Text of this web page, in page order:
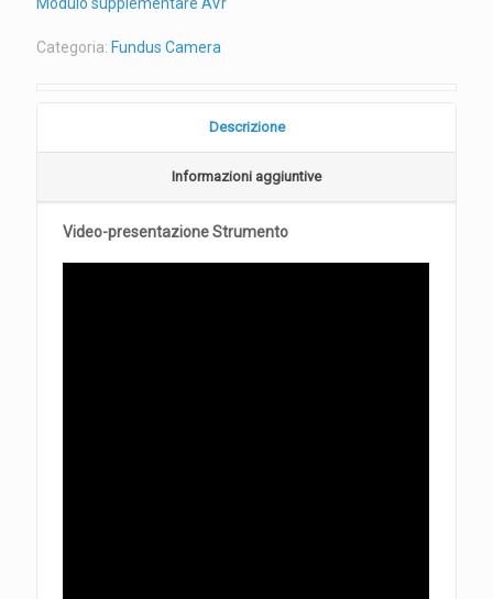
Categoria: Fundus Camera
Descrizione
Informazioni aggiuntive
Video-presentazione Strumento